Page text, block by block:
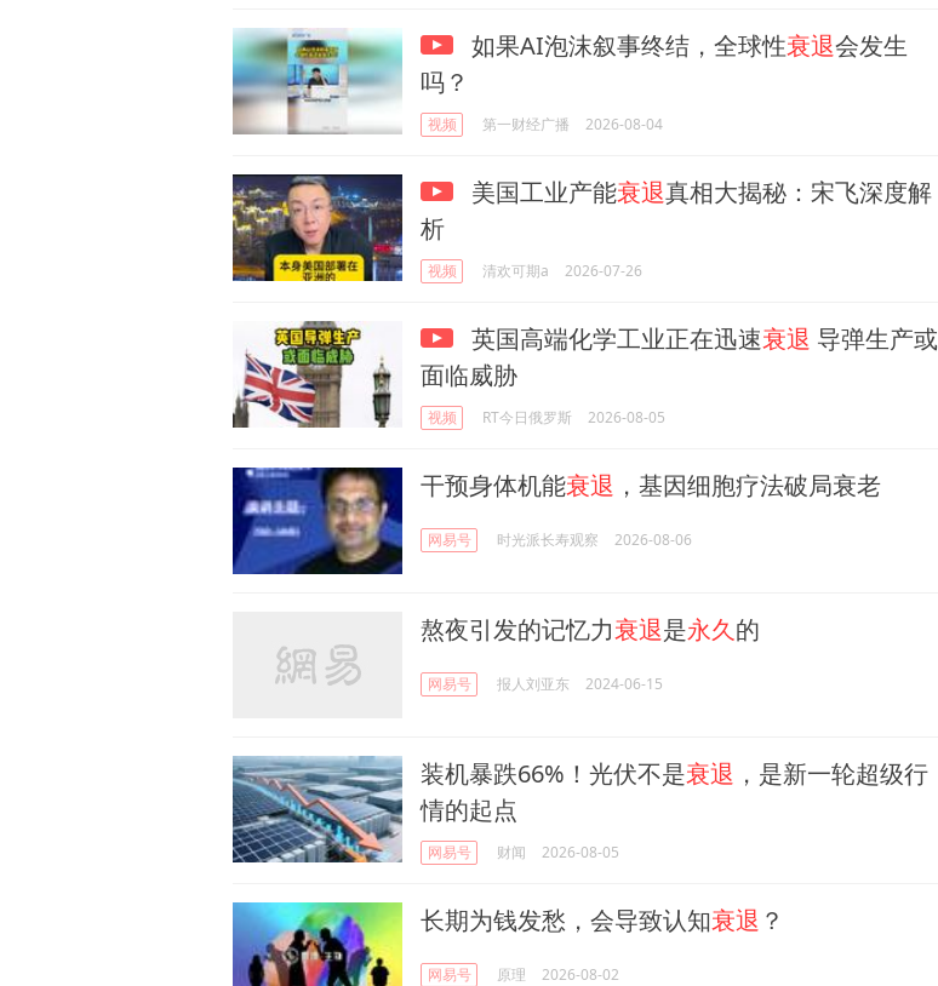
如果AI泡沫叙事终结，全球性衰退会发生
吗？
视频 第一财经广播 2026-08-04
美国工业产能衰退真相大揭秘：宋飞深度解
析
视频 清欢可期a 2026-07-26
英国高端化学工业正在迅速衰退 导弹生产或
面临威胁
视频 RT今日俄罗斯 2026-08-05
干预身体机能衰退 ，基因细胞疗法破局衰老
网易号 时光派长寿观察 2026-08-06
熬夜引发的记忆力衰退是永久的
网易号 报人刘亚东 2024-06-15
装机暴跌66%！光伏不是衰退 ，是新一轮超级行
情的起点
网易号 财闻 2026-08-05
长期为钱发愁，会导致认知衰退 ？
网易号 原理 2026-08-02